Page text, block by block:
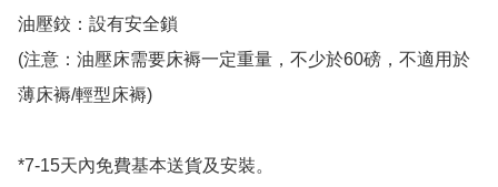
油壓鉸：設有安全鎖
(注意：油壓床需要床褥一定重量，不少於60磅，不適用於
薄床褥/輕型床褥)
*7-15天內免費基本送貨及安裝。